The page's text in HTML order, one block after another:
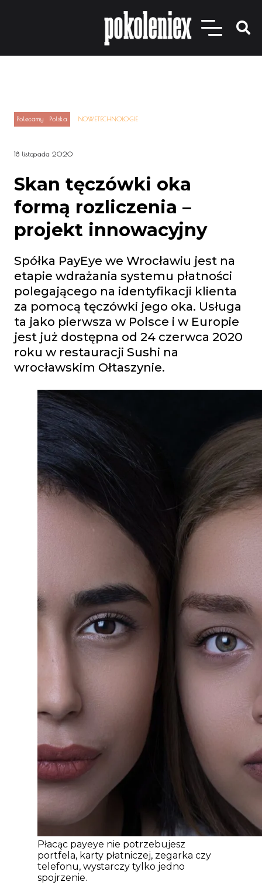
Polecamy Polska NOWETECHNOLOGIE
18 listopada 2020
Skan tęczówki oka
formą rozliczenia –
projekt innowacyjny
Spółka PayEye we Wrocławiu jest na
etapie wdrażania systemu płatności
polegającego na identyfikacji klienta
za pomocą tęczówki jego oka. Usługa
ta jako pierwsza w Polsce i w Europie
jest już dostępna od 24 czerwca 2020
roku w restauracji Sushi na
wrocławskim Ołtaszynie.
Płacąc payeye nie potrzebujesz
portfela, karty płatniczej, zegarka czy
telefonu, wystarczy tylko jedno
spojrzenie.